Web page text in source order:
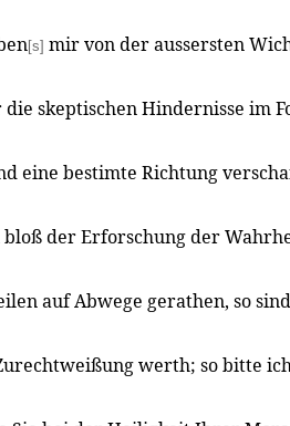
[s] mir von der aussersten
skeptischen Hindernisse im
eine bestimte Richtung
bloß der Erforschung der
auf Abwege gerathen, so
werth; so bitte